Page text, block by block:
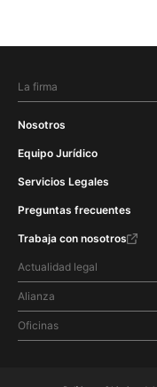
La firma
Nosotros
Equipo Jurídico
Servicios Legales
Preguntas frecuentes
Trabaja con nosotros
Actualidad legal
Alianza
Oficinas